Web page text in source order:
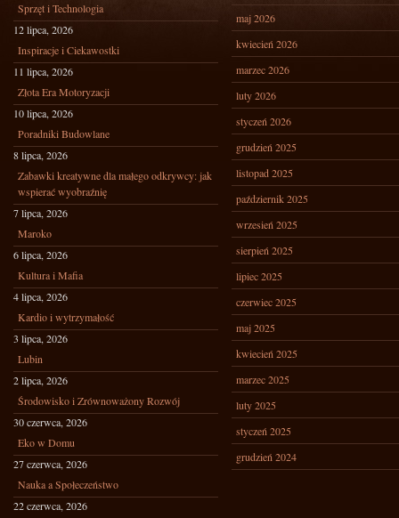
Sprzęt i Technologia
12 lipca, 2026
Inspiracje i Ciekawostki
11 lipca, 2026
Złota Era Motoryzacji
10 lipca, 2026
Poradniki Budowlane
8 lipca, 2026
Zabawki kreatywne dla małego odkrywcy: jak
wspierać wyobraźnię
7 lipca, 2026
Maroko
6 lipca, 2026
Kultura i Mafia
4 lipca, 2026
Kardio i wytrzymałość
3 lipca, 2026
Lubin
2 lipca, 2026
Środowisko i Zrównoważony Rozwój
30 czerwca, 2026
Eko w Domu
27 czerwca, 2026
Nauka a Społeczeństwo
22 czerwca, 2026
maj 2026
kwiecień 2026
marzec 2026
luty 2026
styczeń 2026
grudzień 2025
listopad 2025
październik 2025
wrzesień 2025
sierpień 2025
lipiec 2025
czerwiec 2025
maj 2025
kwiecień 2025
marzec 2025
luty 2025
styczeń 2025
grudzień 2024